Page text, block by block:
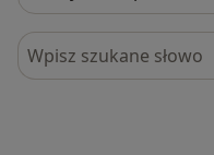
Szukaj w opiniach